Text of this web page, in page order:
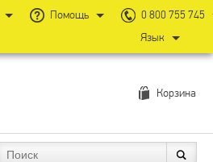
Корзина
Помощь
0 800 755 745
Язык